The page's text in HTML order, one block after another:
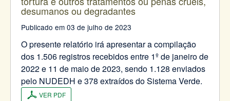
desumanos ou degradantes
Publicado em 03 de julho de 2023
O presente relatório irá apresentar a compilação
dos 1.506 registros recebidos entre 1º de janeiro de
2022 e 11 de maio de 2023, sendo 1.128 enviados
pelo NUDEDH e 378 extraídos do Sistema Verde.
VER PDF